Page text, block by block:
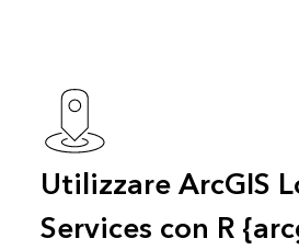
Utilizzare ArcGIS
Services con R